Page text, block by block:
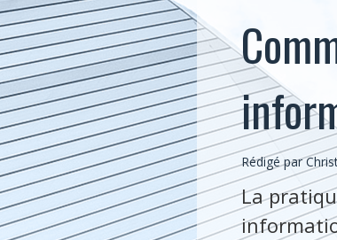
Rédigé par
La